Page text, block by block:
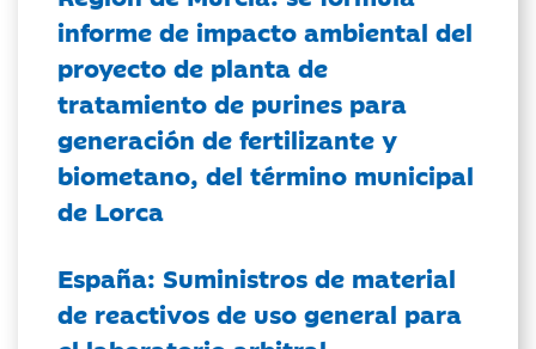
informe de impacto ambiental del
proyecto de planta de
tratamiento de purines para
generación de fertilizante y
biometano, del término municipal
de Lorca
España: Suministros de material
de reactivos de uso general para